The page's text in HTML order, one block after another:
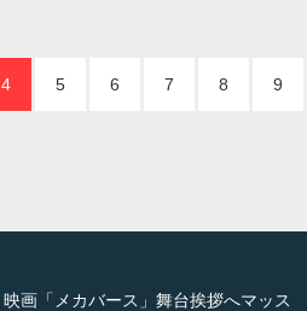
4 5 6 7 8 9
【TV】NHK BS「COOL JAPAN 」に